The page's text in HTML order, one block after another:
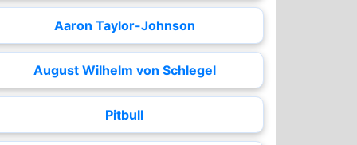
Aaron Taylor-Johnson
August Wilhelm von Schlegel
Pitbull